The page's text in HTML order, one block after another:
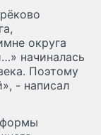
округа
начиналась
Поэтому
- написал